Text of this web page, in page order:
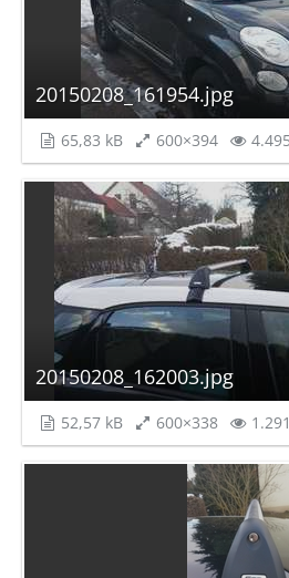
20150208_161954.jpg
65,83 kB 600×394 4.495
20150208_162003.jpg
52,57 kB 600×338 1.291